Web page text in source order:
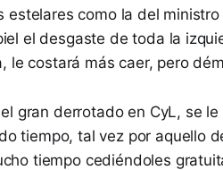
estelares como la del
el desgaste de toda la
le costará más caer, pero
gran derrotado en CyL, se
tiempo, tal vez por aquello
tiempo cediéndoles